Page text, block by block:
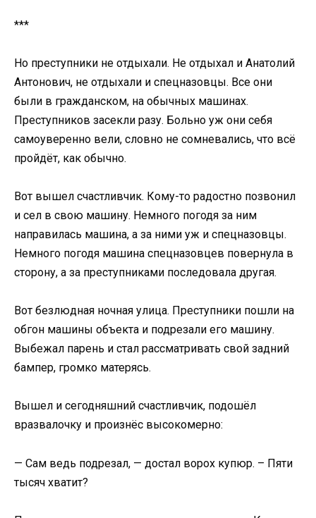
***
Но преступники не отдыхали. Не отдыхал и Анатолий
Антонович, не отдыхали и спецназовцы. Все они
были в гражданском, на обычных машинах.
Преступников засекли разу. Больно уж они себя
самоуверенно вели, словно не сомневались, что всё
пройдёт, как обычно.
Вот вышел счастливчик. Кому-то радостно позвонил
и сел в свою машину. Немного погодя за ним
направилась машина, а за ними уж и спецназовцы.
Немного погодя машина спецназовцев повернула в
сторону, а за преступниками последовала другая.
Вот безлюдная ночная улица. Преступники пошли на
обгон машины объекта и подрезали его машину.
Выбежал парень и стал рассматривать свой задний
бампер, громко матерясь.
Вышел и сегодняшний счастливчик, подошёл
вразвалочку и произнёс высокомерно:
— Сам ведь подрезал, — достал ворох купюр. – Пяти
тысяч хватит?